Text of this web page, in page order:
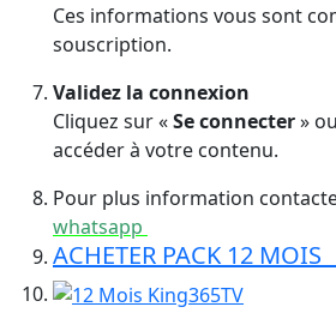
Ces informations vous sont
souscription.
Validez la connexion
Cliquez sur «Se connecter»
accéder à votre contenu.
Pour plus information
whatsapp
ACHETER PACK 12 MOIS